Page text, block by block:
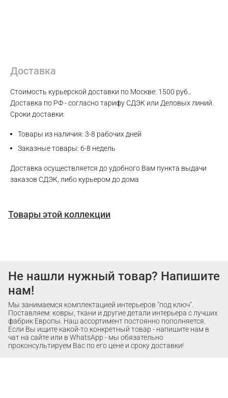
Доставка
Стоимость курьерской доставки по Москве: 1500 руб..
Доставка по РФ - согласно тарифу СДЭК или Деловых линий.
Сроки доставки:
Товары из наличия: 3-8 рабочих дней
Заказные товары: 6-8 недель
Доставка осуществляется до удобного Вам пункта выдачи
заказов СДЭК, либо курьером до дома
Товары этой коллекции
Не нашли нужный товар? Напишите
нам!
Мы занимаемся комплектацией интерьеров "под ключ".
Поставляем: ковры, ткани и другие детали интерьера с лучших
фабрик Европы. Наш ассортимент постоянно пополняется.
Если Вы ищите какой-то конкретный товар - напишите нам в
чат на сайте или в WhatsApp - мы обязательно
проконсультируем Вас по его цене и сроку доставки!